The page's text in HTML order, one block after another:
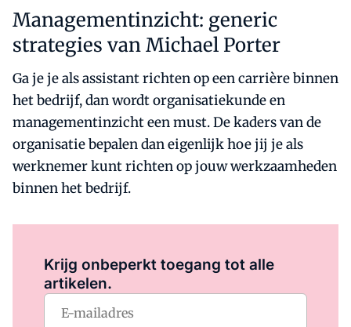
Managementinzicht: generic
strategies van Michael Porter
Ga je je als assistant richten op een carrière binnen
het bedrijf, dan wordt organisatiekunde en
managementinzicht een must. De kaders van de
organisatie bepalen dan eigenlijk hoe jij je als
werknemer kunt richten op jouw werkzaamheden
binnen het bedrijf.
Krijg onbeperkt toegang tot alle
artikelen.